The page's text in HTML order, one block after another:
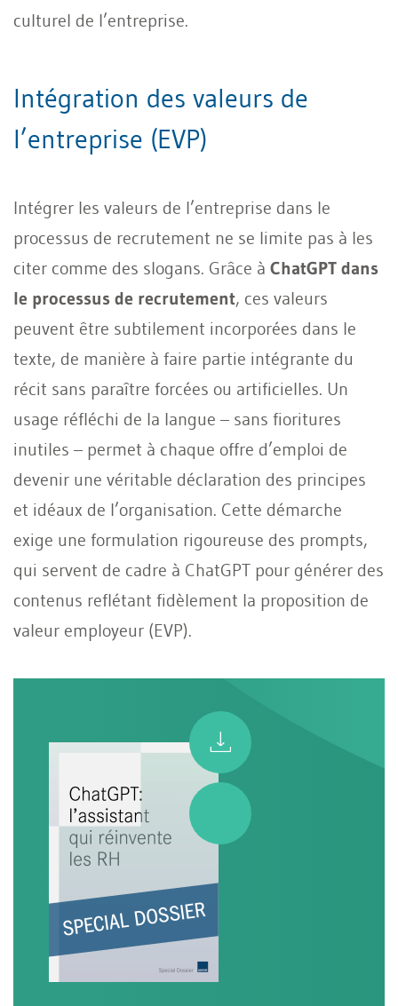
culturel de l’entreprise.
Intégration des valeurs de
l’entreprise (EVP)
Intégrer les valeurs de l’entreprise dans le
processus de recrutement ne se limite pas à les
citer comme des slogans. Grâce à ChatGPT dans
le processus de recrutement, ces valeurs
peuvent être subtilement incorporées dans le
texte, de manière à faire partie intégrante du
récit sans paraître forcées ou artificielles. Un
usage réfléchi de la langue – sans fioritures
inutiles – permet à chaque offre d’emploi de
devenir une véritable déclaration des principes
et idéaux de l’organisation. Cette démarche
exige une formulation rigoureuse des prompts,
qui servent de cadre à ChatGPT pour générer des
contenus reflétant fidèlement la proposition de
valeur employeur (EVP).